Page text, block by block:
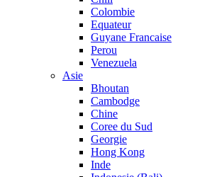
Colombie
Equateur
Guyane Francaise
Perou
Venezuela
Asie
Bhoutan
Cambodge
Chine
Coree du Sud
Georgie
Hong Kong
Inde